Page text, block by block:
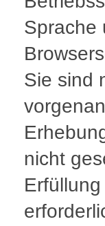
Sprache
Sie sind
nicht